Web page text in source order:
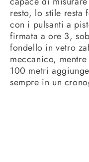
resto, lo stile resta
con i pulsanti a
firmata a ore 3,
fondello in vetro
meccanico,
100 metri
sempre in un